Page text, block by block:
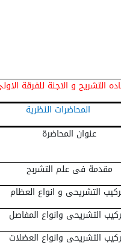
التشريح و الاجنة للفرقة
المحاضرات النظرية
عنوان المحاضرة
مقدمة فى علم التشربح
التشريحى و انواع العظام
التشريحى وانواع المفاصل
التشريحى وانواع العضلات